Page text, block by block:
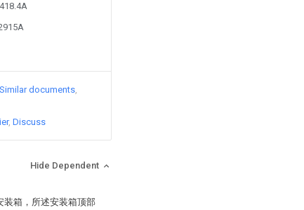
Similar documents
Discuss
Hide Dependent
装箱，所述安装箱顶部